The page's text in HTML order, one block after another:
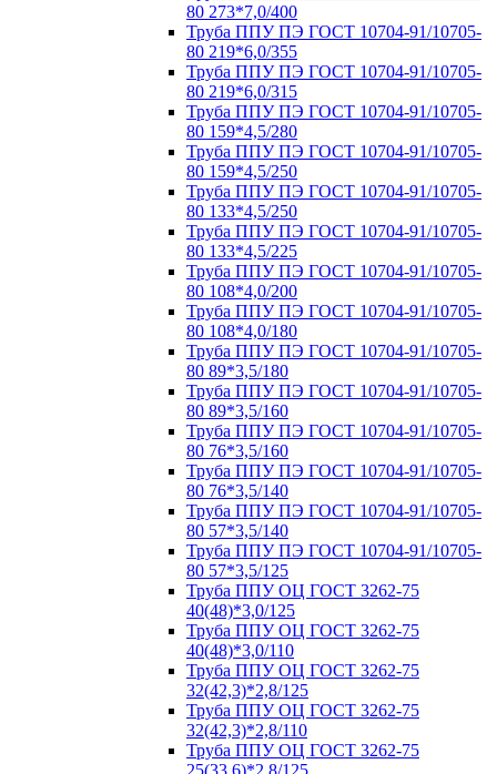
80 273*7,0/400
Труба ППУ ПЭ ГОСТ 10704-91/10705-
80 219*6,0/355
Труба ППУ ПЭ ГОСТ 10704-91/10705-
80 219*6,0/315
Труба ППУ ПЭ ГОСТ 10704-91/10705-
80 159*4,5/280
Труба ППУ ПЭ ГОСТ 10704-91/10705-
80 159*4,5/250
Труба ППУ ПЭ ГОСТ 10704-91/10705-
80 133*4,5/250
Труба ППУ ПЭ ГОСТ 10704-91/10705-
80 133*4,5/225
Труба ППУ ПЭ ГОСТ 10704-91/10705-
80 108*4,0/200
Труба ППУ ПЭ ГОСТ 10704-91/10705-
80 108*4,0/180
Труба ППУ ПЭ ГОСТ 10704-91/10705-
80 89*3,5/180
Труба ППУ ПЭ ГОСТ 10704-91/10705-
80 89*3,5/160
Труба ППУ ПЭ ГОСТ 10704-91/10705-
80 76*3,5/160
Труба ППУ ПЭ ГОСТ 10704-91/10705-
80 76*3,5/140
Труба ППУ ПЭ ГОСТ 10704-91/10705-
80 57*3,5/140
Труба ППУ ПЭ ГОСТ 10704-91/10705-
80 57*3,5/125
Труба ППУ ОЦ ГОСТ 3262-75
40(48)*3,0/125
Труба ППУ ОЦ ГОСТ 3262-75
40(48)*3,0/110
Труба ППУ ОЦ ГОСТ 3262-75
32(42,3)*2,8/125
Труба ППУ ОЦ ГОСТ 3262-75
32(42,3)*2,8/110
Труба ППУ ОЦ ГОСТ 3262-75
25(33,6)*2,8/125